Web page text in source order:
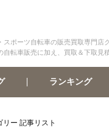
スポーツ自転車の販売買取専門店
自転車販売に加え、買取＆下取見
ランキング
リー 記事リスト